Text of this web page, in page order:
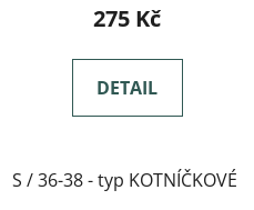
275 Kč
DETAIL
S / 36-38 - typ KOTNÍČKOVÉ